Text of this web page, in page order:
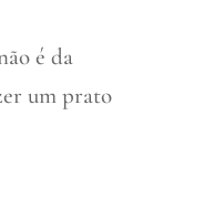
é da
um prato